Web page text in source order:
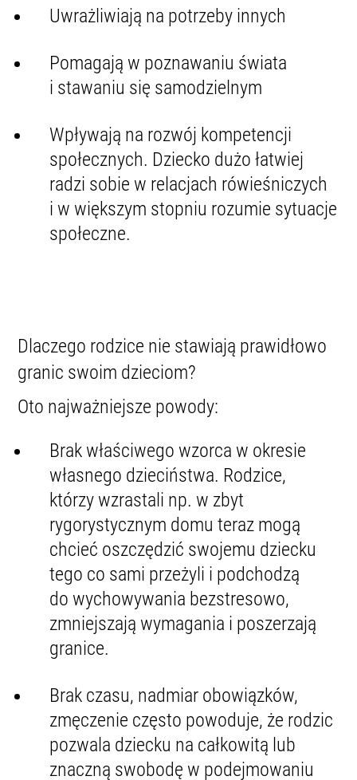
Uwrażliwiają na potrzeby innych
Pomagają w poznawaniu świata
i stawaniu się samodzielnym
Wpływają na rozwój kompetencji
społecznych. Dziecko dużo łatwiej
radzi sobie w relacjach rówieśniczych
i w większym stopniu rozumie sytuacje
społeczne.
Dlaczego rodzice nie stawiają prawidłowo
granic swoim dzieciom?
Oto najważniejsze powody:
Brak właściwego wzorca w okresie
własnego dzieciństwa. Rodzice,
którzy wzrastali np. w zbyt
rygorystycznym domu teraz mogą
chcieć oszczędzić swojemu dziecku
tego co sami przeżyli i podchodzą
do wychowywania bezstresowo,
zmniejszają wymagania i poszerzają
granice.
Brak czasu, nadmiar obowiązków,
zmęczenie często powoduje, że rodzic
pozwala dziecku na całkowitą lub
znaczną swobodę w podejmowaniu